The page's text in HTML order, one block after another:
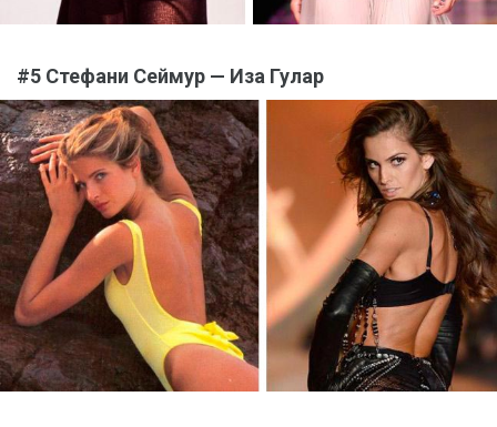
#5 Стефани Сеймур — Иза Гулар